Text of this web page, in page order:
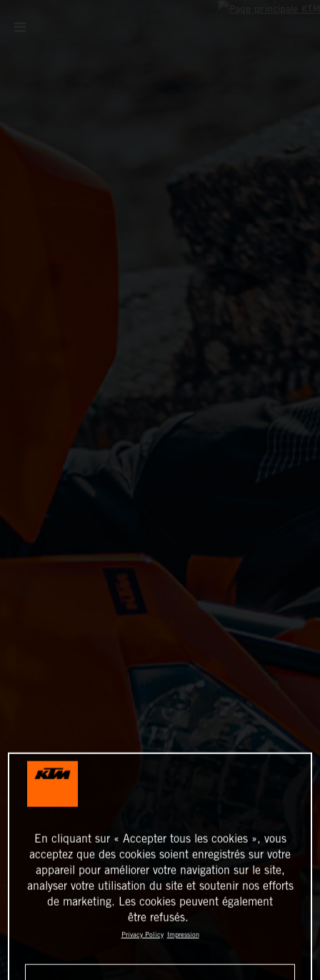
En cliquant sur « Accepter tous les cookies », vous
acceptez que des cookies soient enregistrés sur votre
appareil pour améliorer votre navigation sur le site,
analyser votre utilisation du site et soutenir nos efforts
de marketing. Les cookies peuvent également
être refusés.
Privacy Policy Impression